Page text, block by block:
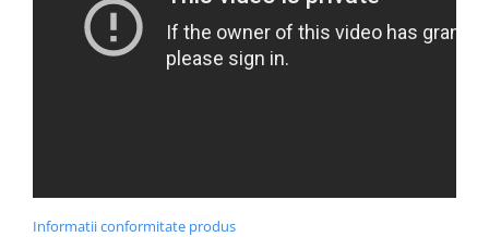
Informatii conformitate produs